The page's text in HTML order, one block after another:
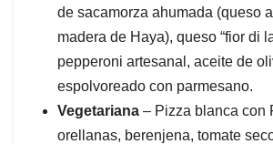
de sacamorza ahumada (queso
madera de Haya), queso “fior di
pepperoni artesanal, aceite de
espolvoreado con parmesano.
Vegetariana – Pizza blanca con
orellanas, berenjena, tomate